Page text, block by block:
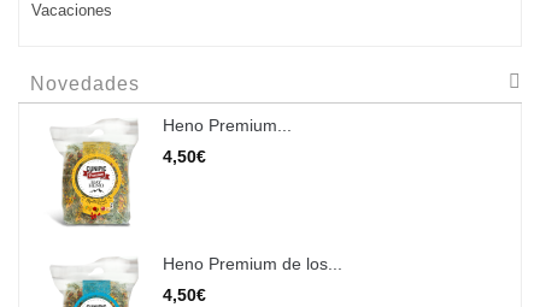
Vacaciones
Novedades
Heno Premium...
4,50€
Heno Premium de los...
4,50€